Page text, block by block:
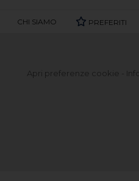
CHI SIAMO PREFERITI
Apri preferenze cookie